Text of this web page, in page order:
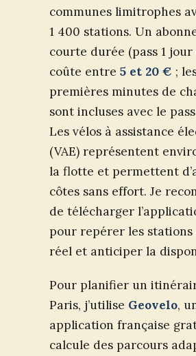
communes limitrophes
1 400 stations. Un
courte durée (pass 1 jour
coûte entre 5 et 20 € ;
premières minutes de
sont incluses avec le
Les vélos à assistance
(VAE) représentent
la flotte et permettent
côtes sans effort. Je
de télécharger
pour repérer les stations
réel et anticiper la
Pour planifier un
Paris, j’utilise Geovelo,
application française
calcule des parcours